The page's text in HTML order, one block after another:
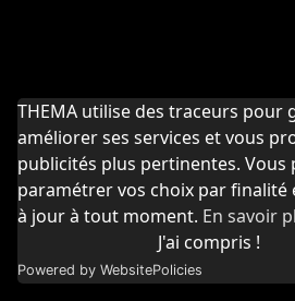
THEMA utilise des traceurs pour
améliorer ses services et vous
publicités plus pertinentes. Vous
paramétrer vos choix par finalité
à jour à tout moment. En savoir
J'ai compris !
Powered by WebsitePolicies